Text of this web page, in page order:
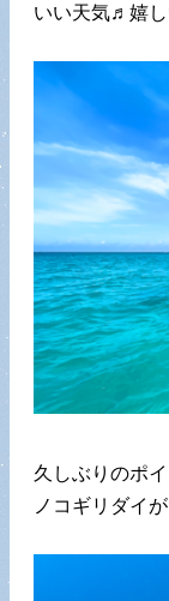
いい天気♬嬉し
久しぶりのポイ
ノコギリダイ